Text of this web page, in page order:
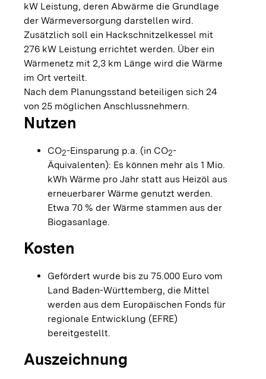
kW Leistung, deren Abwärme die Grundlage
der Wärmeversorgung darstellen wird.
Zusätzlich soll ein Hackschnitzelkessel mit
276 kW Leistung errichtet werden. Über ein
Wärmenetz mit 2,3 km Länge wird die Wärme
im Ort verteilt.
Nach dem Planungsstand beteiligen sich 24
von 25 möglichen Anschlussnehmern.
Nutzen
CO2-Einsparung p.a. (in CO2-
Äquivalenten): Es können mehr als 1 Mio.
kWh Wärme pro Jahr statt aus Heizöl aus
erneuerbarer Wärme genutzt werden.
Etwa 70 % der Wärme stammen aus der
Biogasanlage.
Kosten
Gefördert wurde bis zu 75.000 Euro vom
Land Baden-Württemberg, die Mittel
werden aus dem Europäischen Fonds für
regionale Entwicklung (EFRE)
bereitgestellt.
Auszeichnung